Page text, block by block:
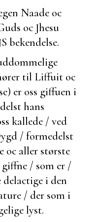
Naade oc
oc Jhesu
bekendelse.
til Liffuit oc
er oss giffuen i
hans
kallede / ved
/ formedelst
oc aller største
giffne / som er /
i den
/ der som i
lyst.